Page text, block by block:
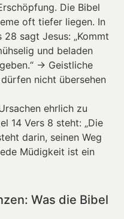
Die Bibel
oft tiefer liegen. In
28 sagt Jesus: „Kommt
und beladen
→ Geistliche
nicht übersehen
ehrlich zu
14 Vers 8 steht: „Die
darin, seinen Weg
Müdigkeit ist ein
Was die Bibel